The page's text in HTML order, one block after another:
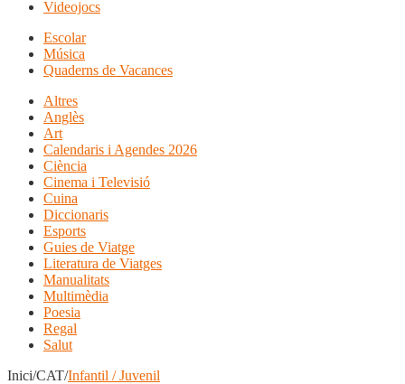
Videojocs
Escolar
Música
Quaderns de Vacances
Altres
Anglès
Art
Calendaris i Agendes 2026
Ciència
Cinema i Televisió
Cuina
Diccionaris
Esports
Guies de Viatge
Literatura de Viatges
Manualitats
Multimèdia
Poesia
Regal
Salut
Inici/CAT/Infantil / Juvenil